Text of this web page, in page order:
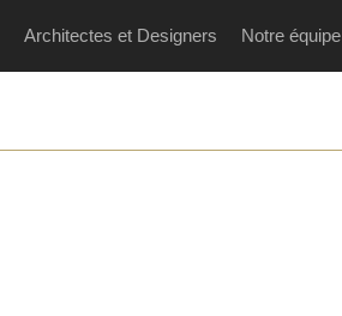
Architectes et Designers Notre équipe